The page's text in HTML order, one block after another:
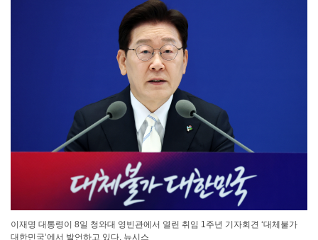
이재명 대통령이 8일 청와대 영빈관에서 열린 취임 1주년 기자회견 ‘대체불가
대한민국’에서 발언하고 있다. 뉴시스